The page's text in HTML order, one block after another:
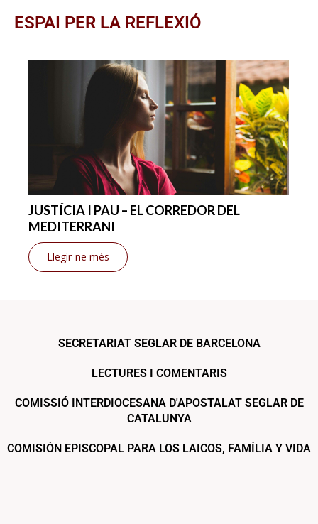
ESPAI PER LA REFLEXIÓ
JUSTÍCIA I PAU – EL CORREDOR DEL
MEDITERRANI
Llegir-ne més
SECRETARIAT SEGLAR DE BARCELONA
LECTURES I COMENTARIS
COMISSIÓ INTERDIOCESANA D'APOSTALAT SEGLAR DE
CATALUNYA
COMISIÓN EPISCOPAL PARA LOS LAICOS, FAMÍLIA Y VIDA